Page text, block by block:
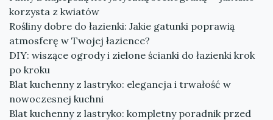
korzysta z kwiatów
Rośliny dobre do łazienki: Jakie gatunki poprawią
atmosferę w Twojej łazience?
DIY: wiszące ogrody i zielone ścianki do łazienki krok
po kroku
Blat kuchenny z lastryko: elegancja i trwałość w
nowoczesnej kuchni
Blat kuchenny z lastryko: kompletny poradnik przed